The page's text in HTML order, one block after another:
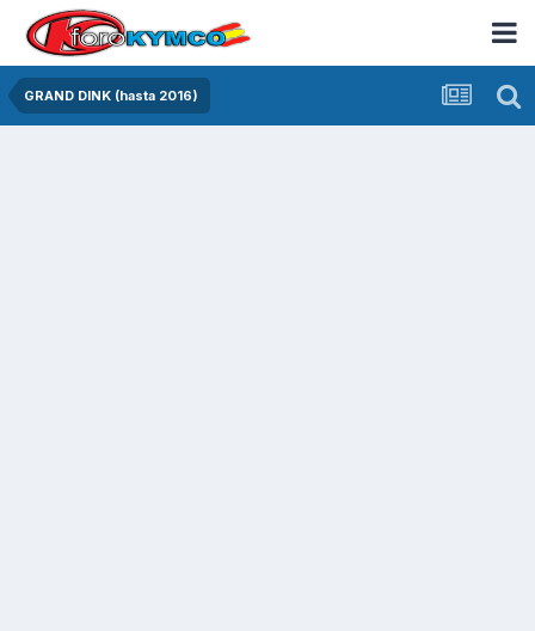
GRAND DINK (hasta 2016)